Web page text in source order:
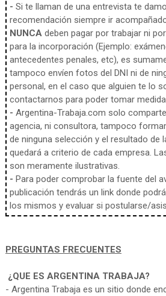
- Si te llaman de una entrevista te
recomendación siempre ir
NUNCAdeben pagar por trabajar ni
para la incorporación (Ejemplo:
antecedentes penales, etc), es
tampoco envíen fotos del DNI ni de
personal, en el caso que alguien te lo
contactarnos para poder tomar
- Argentina-Trabaja.com solo
agencia, ni consultora, tampoco
de ninguna selección y el resultado de
quedará a criterio de cada empresa.
son meramente ilustrativas.
- Para poder comprobar la fuente del
publicación tendrás un link donde
los mismos y evaluar si postularse/
PREGUNTAS FRECUENTES
¿QUE ES ARGENTINA TRABAJA?
- Argentina Trabaja es un sitio donde